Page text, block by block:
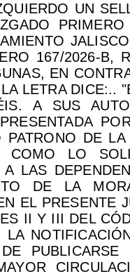
UN
167/2026-B,
EN
LETRA DICE:..
A SUS
PATRONO DE
COMO LO
LAS
DE LA
EL PRESENTE
II Y III DEL
LA